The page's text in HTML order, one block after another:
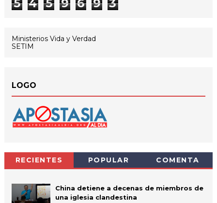
5 4 5 9 6 9 3
Ministerios Vida y Verdad
SETIM
LOGO
RECIENTES POPULAR COMENTA
China detiene a decenas de miembros de
una iglesia clandestina